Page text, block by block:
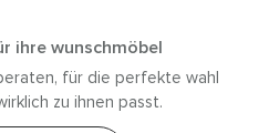
ihre wunschmöbel
für die perfekte wahl
zu ihnen passt.